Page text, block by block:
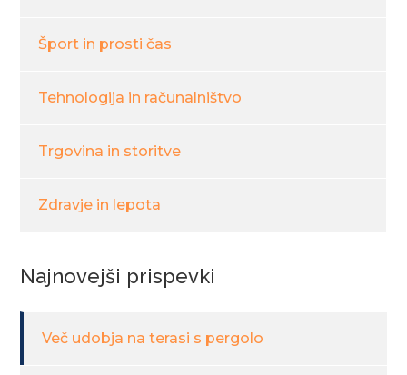
Šport in prosti čas
Tehnologija in računalništvo
Trgovina in storitve
Zdravje in lepota
Najnovejši prispevki
Več udobja na terasi s pergolo